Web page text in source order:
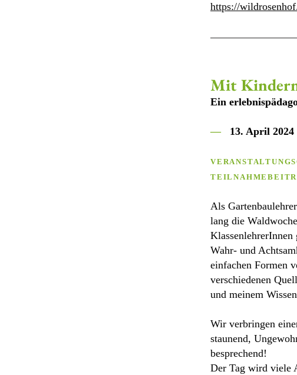
https://
Mit
Ein
— 13. April 2024
Als
lang die
Wahr- und
einfachen Formen
verschiedenen
und meinem
Wir verbringen
staunend,
besprechend!
Der Tag wird viele